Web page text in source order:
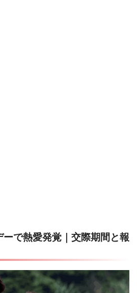
ーで熱愛発覚｜交際期間と報